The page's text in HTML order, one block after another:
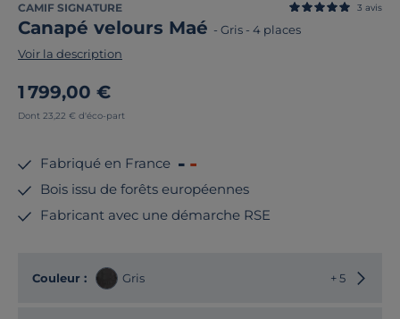
CAMIF SIGNATURE
Canapé velours Maé - Gris - 4 places
3 avis
Voir la description
1 799,00 €
Dont 23,22 € d'éco-part
Fabriqué en France
Bois issu de forêts européennes
Fabricant avec une démarche RSE
Couleur : Gris + 5